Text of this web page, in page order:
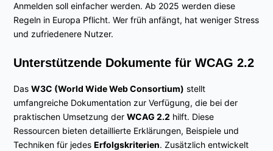
Anmelden soll einfacher werden. Ab 2025 werden diese
Regeln in Europa Pflicht. Wer früh anfängt, hat weniger Stress
und zufriedenere Nutzer.
Unterstützende Dokumente für WCAG 2.2
DasW3C (World Wide Web Consortium) stellt
umfangreiche Dokumentation zur Verfügung, die bei der
praktischen Umsetzung derWCAG 2.2 hilft. Diese
Ressourcen bieten detaillierte Erklärungen, Beispiele und
Techniken für jedesErfolgskriterien. Zusätzlich entwickelt